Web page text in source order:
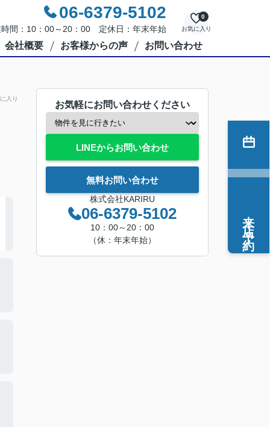
06-6379-5102
間：10：00～20：00 定休日：年末年始 お気に入り
0
会社概要 お客様からの声 お問い合わせ
入り
お気軽にお問い合わせください
LINEからお問い合わせ
無料お問い合わせ
株式会社KARIRU
06-6379-5102
10：00～20：00
（休：年末年始）
来店予約